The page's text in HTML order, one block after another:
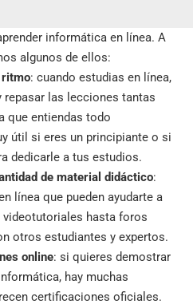
informática en línea. A
algunos de ellos:
ritmo: cuando estudias en línea,
las lecciones tantas
que entiendas todo
útil si eres un principiante o si
dedicarle a tus estudios.
de material didáctico:
línea que pueden ayudarte a
hasta foros
otros estudiantes y expertos.
online: si quieres demostrar
hay muchas
certificaciones oficiales.